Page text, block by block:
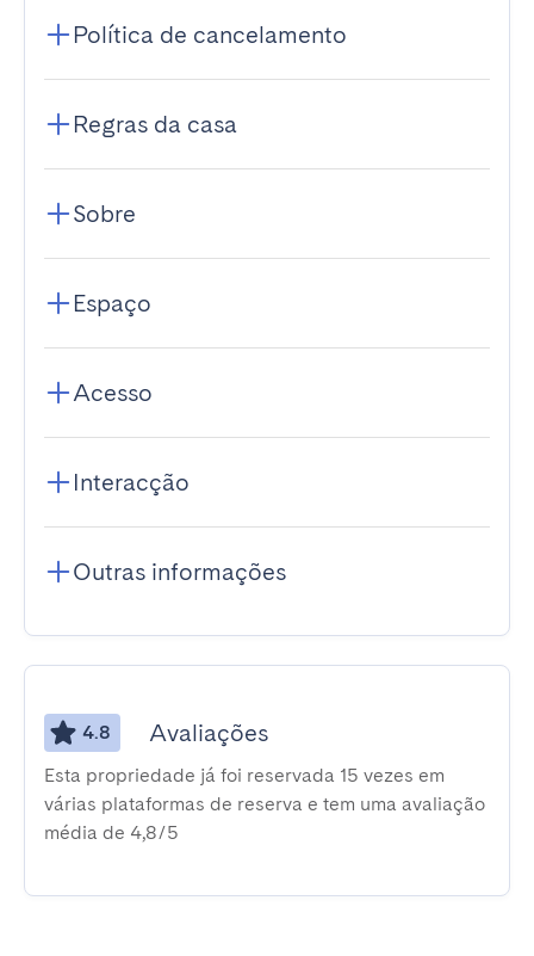
Política de cancelamento
Regras da casa
Sobre
Espaço
Acesso
Interacção
Outras informações
4.8 Avaliações
Esta propriedade já foi reservada 15 vezes em
várias plataformas de reserva e tem uma avaliação
média de 4,8/5